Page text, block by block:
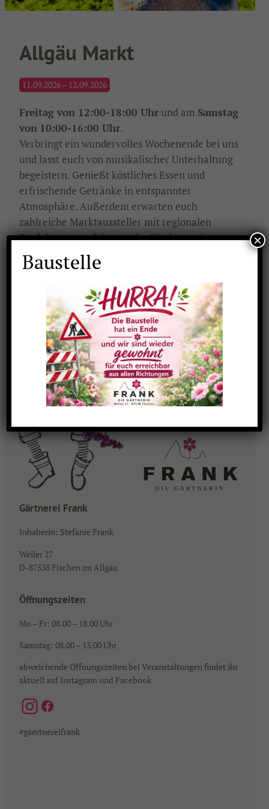
Allgäu Markt
11.09.2026 – 12.09.2026
Freitag von 12:00-18:00 Uhrund am Samstag
von 10:00-16:00 Uhr.
Verbringt ein wundervolles Wochenende bei uns
und lasst euch von musikalischer Unterhaltung
begeistern. Genießt köstliches Essen und
erfrischende Getränke in entspannter
Atmosphäre. Außerdem erwarten euch
zahlreiche Marktaussteller mit regionalen
Produkten – perfekt, um das Wochenende zu
genießen und das eine oder andere Schätzchen
für euren Garten oder Zuhause zu entdecken.
Gärtnerei Frank
Inhaberin: Stefanie Frank
Weiler 27
D-87538 Fischen im Allgäu
Öffnungszeiten
Mo – Fr: 08.00 – 18.00 Uhr
Samstag: 08.00 – 13.00 Uhr
abweichende Öffnungszeiten bei Veranstaltungen findet ihr
aktuell auf Instagram und Facebook
Instagram Facebook
#gaertnereifrank
Baustelle
×